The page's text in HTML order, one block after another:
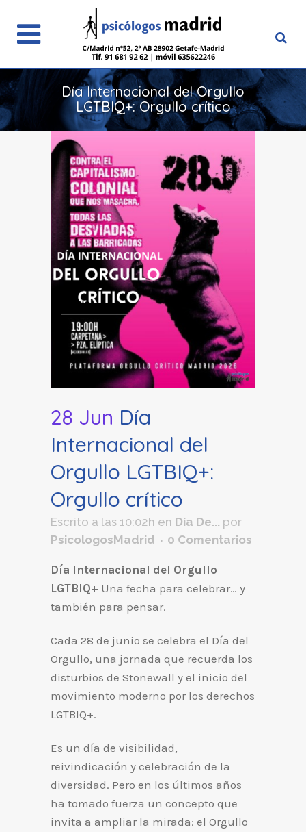
Día Internacional del Orgullo
LGTBIQ+: Orgullo crítico
28 Jun Día
Internacional del
Orgullo LGTBIQ+:
Orgullo crítico
Escrito a las 10:02h en Día De... por
PsicologosMadrid
0 Comentarios
Día Internacional del Orgullo
LGTBIQ+ Una fecha para celebrar… y
también para pensar.
Cada 28 de junio se celebra el Día del
Orgullo, una jornada que recuerda los
disturbios de Stonewall y el inicio del
movimiento moderno por los derechos
LGTBIQ+.
Es un día de visibilidad,
reivindicación y celebración de la
diversidad. Pero en los últimos años
ha tomado fuerza un concepto que
invita a ampliar la mirada: el Orgullo